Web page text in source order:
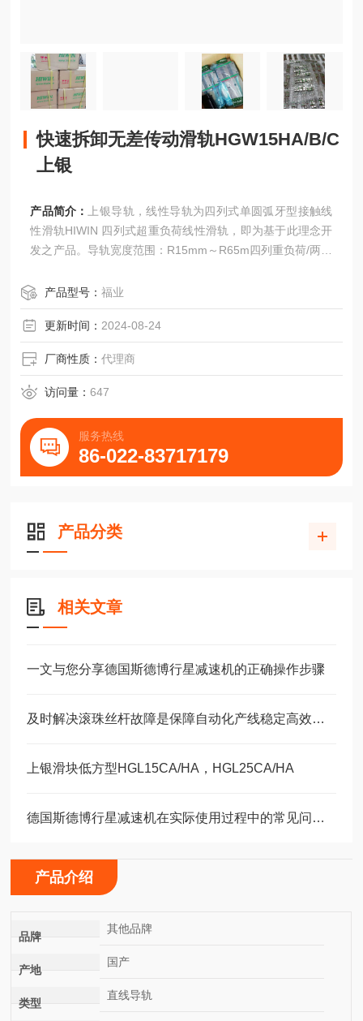
快速拆卸无差传动滑轨HGW15HA/B/C
上银
产品简介：
上银导轨，线性导轨为四列式单圆弧牙型接触线
性滑轨HIWIN 四列式超重负荷线性滑轨，即为基于此理念开
发之产品。导轨宽度范围：R15mm～R65m四列重负荷/两列
快速拆卸无差传动滑轨HGW15HA/B/C上银
产品型号：福业
更新时间： 2024-08-24
厂商性质：代理商
访问量：647
服务热线
86-022-83717179
产品分类
相关文章
一文与您分享德国斯德博行星减速机的正确操作步骤
及时解决滚珠丝杆故障是保障自动化产线稳定高效的关键
上银滑块低方型HGL15CA/HA，HGL25CA/HA
德国斯德博行星减速机在实际使用过程中的常见问题相应解决方法分享
产品介绍
品牌
其他品牌
产地
国产
类型
直线导轨